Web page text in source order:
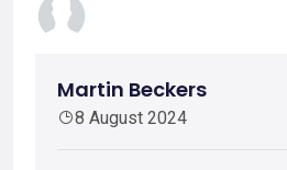
Martin Beckers
8 August 2024